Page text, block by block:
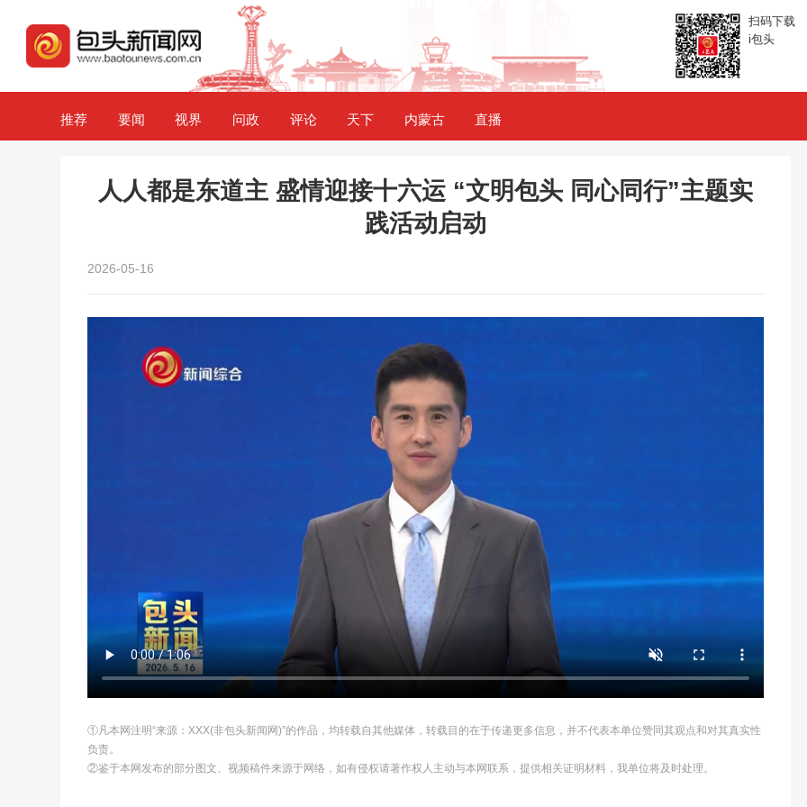
扫码下载
i包头
推荐 要闻 视界 问政 评论 天下 内蒙古 直播
人人都是东道主 盛情迎接十六运 “文明包头 同心同行”主题实
践活动启动
2026-05-16
①凡本网注明“来源：XXX(非包头新闻网)”的作品，均转载自其他媒体，转载目的在于传递更多信息，并不代表本单位赞同其观点和对其真实性
负责。
②鉴于本网发布的部分图文、视频稿件来源于网络，如有侵权请著作权人主动与本网联系，提供相关证明材料，我单位将及时处理。